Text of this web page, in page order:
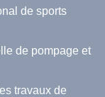
de sports
de pompage et
travaux de